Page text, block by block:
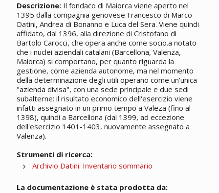
Descrizione:Il fondaco di Maiorca viene aperto nel
1395 dalla compagnia genovese Francesco di Marco
Datini, Andrea di Bonanno e Luca del Sera. Viene quindi
affidato, dal 1396, alla direzione di Cristofano di
Bartolo Carocci, che opera anche come socio.a notato
che i nuclei aziendali catalani (Barcellona, Valenza,
Maiorca) si comportano, per quanto riguarda la
gestione, come azienda autonome, ma nel momento
della determinazione degli utili operano come un'unica
"azienda divisa", con una sede principale e due sedi
subalterne: il risultato economico dell'esercizio viene
infatti assegnato in un primo tempo a Valeza (fino al
1398), quindi a Barcellona (dal 1399, ad eccezione
dell'esercizio 1401-1403, nuovamente assegnato a
Valenza).
Strumenti di ricerca:
Archivio Datini. Inventario sommario
La documentazione è stata prodotta da: